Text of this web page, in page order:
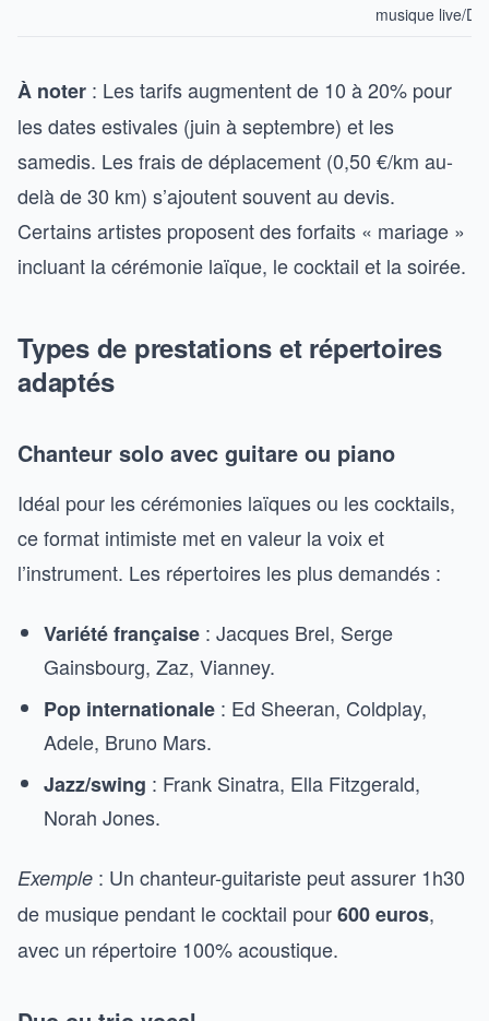
musique live/DJ
À noter : Les tarifs augmentent de 10 à 20% pour
les dates estivales (juin à septembre) et les
samedis. Les frais de déplacement (0,50 €/km au-
delà de 30 km) s’ajoutent souvent au devis.
Certains artistes proposent des forfaits « mariage »
incluant la cérémonie laïque, le cocktail et la soirée.
Types de prestations et répertoires
adaptés
Chanteur solo avec guitare ou piano
Idéal pour les cérémonies laïques ou les cocktails,
ce format intimiste met en valeur la voix et
l’instrument. Les répertoires les plus demandés :
Variété française : Jacques Brel, Serge
Gainsbourg, Zaz, Vianney.
Pop internationale : Ed Sheeran, Coldplay,
Adele, Bruno Mars.
Jazz/swing : Frank Sinatra, Ella Fitzgerald,
Norah Jones.
Exemple : Un chanteur-guitariste peut assurer 1h30
de musique pendant le cocktail pour600 euros,
avec un répertoire 100% acoustique.